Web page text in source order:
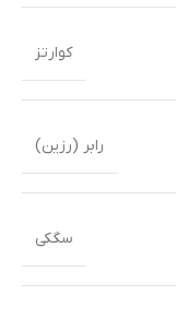
کوارتز
رابر (رزین)
سگکی